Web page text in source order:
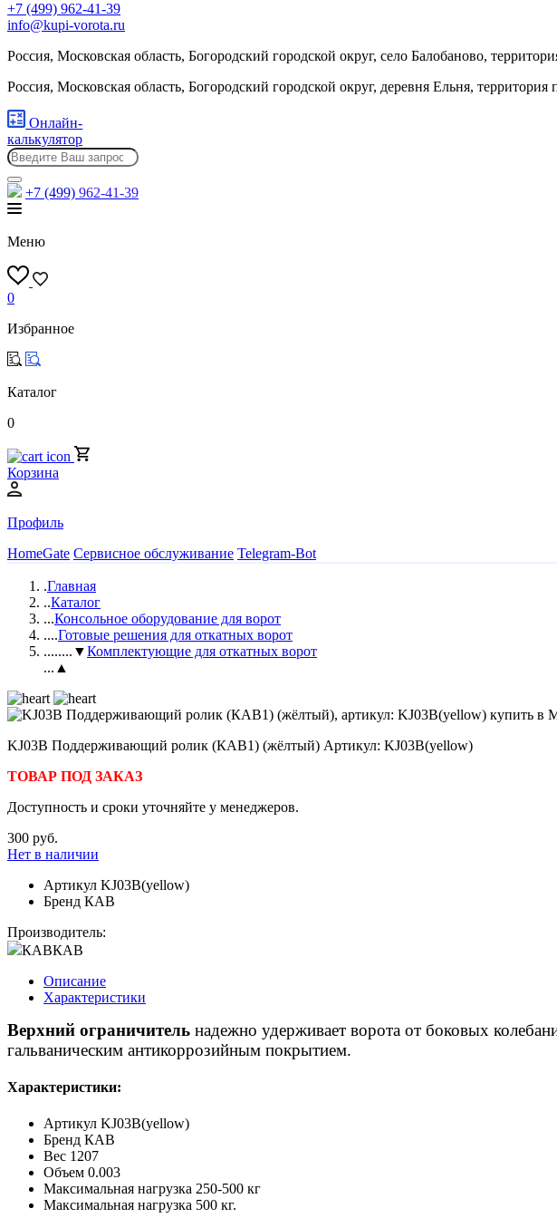
+7 (499) 962-41-39
info@kupi-vorota.ru
Россия, Московская область, Богородский городской округ, село Балобаново,
Россия, Московская область, Богородский городской округ, деревня Ельня,
Онлайн-
калькулятор
+7 (499) 962-41-39
Меню
0
Избранное
Каталог
0
Корзина
Профиль
HomeGate Сервисное обслуживание Telegram-Bot
.Главная
..Каталог
...Консольное оборудование для ворот
....Готовые решения для откатных ворот
........▼Комплектующие для откатных ворот
...▲
KJ03B Поддерживающий ролик (КАВ1) (жёлтый) Артикул: KJ03B(yellow)
ТОВАР ПОД ЗАКАЗ
Доступность и сроки уточняйте у менеджеров.
300 руб.
Нет в наличии
Артикул KJ03B(yellow)
Бренд КАВ
Производитель:
КАВКАВ
Описание
Характеристики
Верхний ограничитель надежно удерживает ворота от боковых
гальваническим антикоррозийным покрытием.
Характеристики:
Артикул KJ03B(yellow)
Бренд КАВ
Вес 1207
Объем 0.003
Максимальная нагрузка 250-500 кг
Максимальная нагрузка 500 кг.